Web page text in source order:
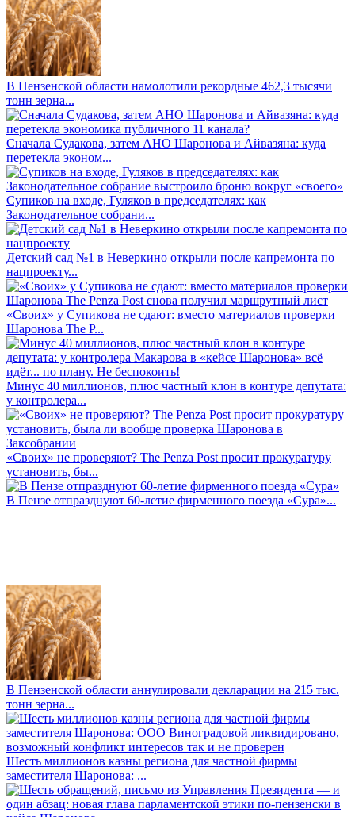
В Пензенской области намолотили рекордные 462,3 тысячи
тонн зерна...
Сначала Судакова, затем АНО Шаронова и Айвазяна: куда
перетекла эконом...
Супиков на входе, Гуляков в председателях: как
Законодательное собрани...
Детский сад №1 в Неверкино открыли после капремонта по
нацпроекту...
«Своих» у Супикова не сдают: вместо материалов проверки
Шаронова The P...
Минус 40 миллионов, плюс частный клон в контуре депутата:
у контролера...
«Своих» не проверяют? The Penza Post просит прокуратуру
установить, бы...
В Пензе отпразднуют 60-летие фирменного поезда «Сура»...
В Пензенской области аннулировали декларации на 215 тыс.
тонн зерна...
Шесть миллионов казны региона для частной фирмы
заместителя Шаронова: ...